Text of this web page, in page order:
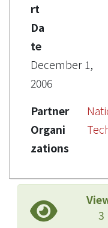
rt
Da
te
December 1,
2006
Partner
Organi
zations
3